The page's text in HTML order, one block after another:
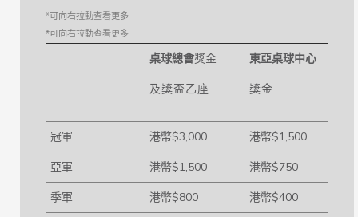
桌球總會獎金
及獎盃乙座
東亞桌球中心
獎金
冠軍 港幣$3,000 港幣$1,500
亞軍
港幣$1,500 港幣$750
季軍
港幣$800 港幣$400